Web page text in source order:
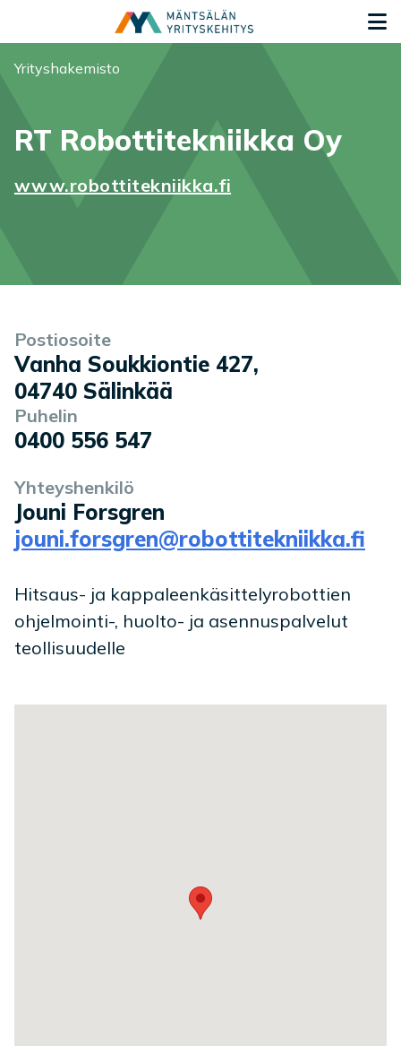
Olet tässä:
Yrityshakemisto
RT Robottitekniikka Oy
www.robottitekniikka.fi
Yrityksen tiedot
Postiosoite
Vanha Soukkiontie 427,
04740 Sälinkää
Puhelin
0400 556 547
Yhteyshenkilö
Jouni Forsgren
jouni.forsgren@robottitekniikka.fi
Palvelukuvaus
Hitsaus- ja kappaleenkäsittelyrobottien
ohjelmointi-, huolto- ja asennuspalvelut
teollisuudelle